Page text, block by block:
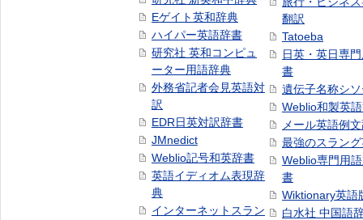
Eゲイト英和辞典
ハイパー英語辞書
研究社 英和コンピュ
ーター用語辞典
外務省記者会見英語対
訳
EDR日英対訳辞書
JMnedict
Weblio記号和英辞書
英語イディオム表現辞
典
インターネットスラン
翻訳
Tatoeba
日英・英日専
書
遺伝子名称シ
Weblio和製英
メール英語例
最強のスラン
Weblio専門用
書
Wiktionary英語
白水社 中国語